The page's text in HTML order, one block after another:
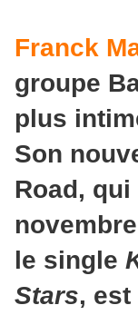
Franck
groupe
plus
Son
Road,
le single
Stars,